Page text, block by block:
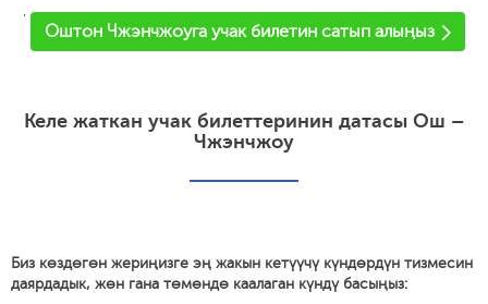
'
Оштон Чжэнчжоуга учак билетин сатып алыңыз
Келе жаткан учак билеттеринин датасы Ош –
Чжэнчжоу
Биз көздөгөн жериңизге эң жакын кетүүчү күндөрдүн тизмесин
даярдадык, жөн гана төмөндө каалаган күндү басыңыз: